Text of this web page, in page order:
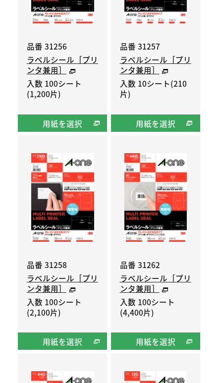
品番 31256
ラベルシール［プリ
ンタ兼用］
入数 100シート
(1,200片)
用紙を選択
品番 31257
ラベルシール［プリ
ンタ兼用］
入数 10シート(210
片)
用紙を選択
品番 31258
ラベルシール［プリ
ンタ兼用］
入数 100シート
(2,100片)
用紙を選択
品番 31262
ラベルシール［プリ
ンタ兼用］
入数 100シート
(4,400片)
用紙を選択